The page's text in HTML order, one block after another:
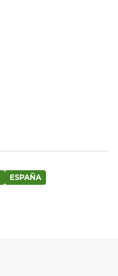
ESPAÑA